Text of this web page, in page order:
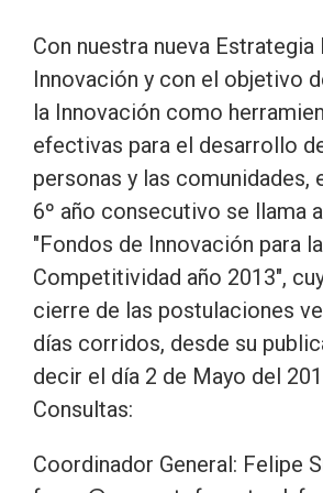
Con nuestra nueva Estrategia
Innovación y con el objetivo
la Innovación como
efectivas para el desarrollo
personas y las comunidades,
6º año consecutivo se llama
"Fondos de Innovación para la
Competitividad año 2013",
cierre de las postulaciones
días corridos, desde su
decir el día 2 de Mayo del
Consultas:
Coordinador General: Felipe